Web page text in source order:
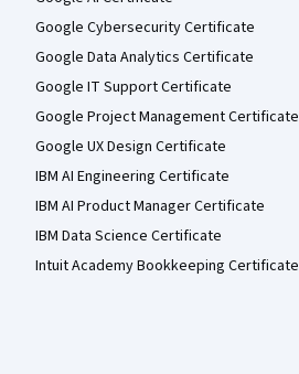
Google Cybersecurity Certificate
Google Data Analytics Certificate
Google IT Support Certificate
Google Project Management Certificate
Google UX Design Certificate
IBM AI Engineering Certificate
IBM AI Product Manager Certificate
IBM Data Science Certificate
Intuit Academy Bookkeeping Certificate